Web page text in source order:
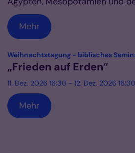
Mehr
Weihnachtstagung - biblisches
„Frieden auf Erden“
11. Dez. 2026 16:30 - 12. Dez. 2026 16:30
Mehr